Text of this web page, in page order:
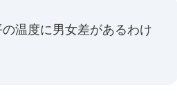
温度に男女差があるわけ